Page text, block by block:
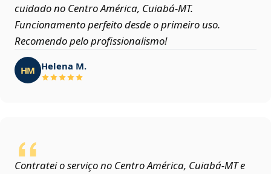
cuidado no Centro América, Cuiabá‑MT.
Funcionamento perfeito desde o primeiro uso.
Recomendo pelo profissionalismo!
HM Helena M.
Contratei o serviço no Centro América, Cuiabá‑MT e